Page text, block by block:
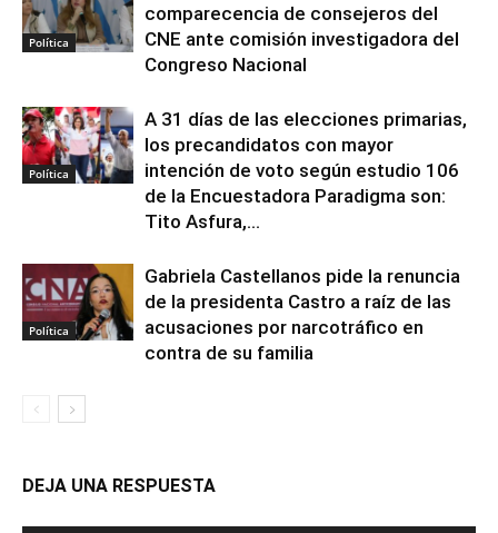
Política
comparecencia de consejeros del
CNE ante comisión investigadora del
Congreso Nacional
Política
A 31 días de las elecciones primarias,
los precandidatos con mayor
intención de voto según estudio 106
de la Encuestadora Paradigma son:
Tito Asfura,...
Política
Gabriela Castellanos pide la renuncia
de la presidenta Castro a raíz de las
acusaciones por narcotráfico en
contra de su familia
DEJA UNA RESPUESTA